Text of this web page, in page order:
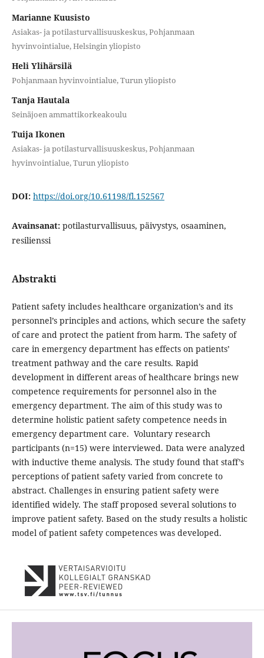
Marianne Kuusisto
Asiakas- ja potilasturvallisuuskeskus, Pohjanmaan
hyvinvointialue, Helsingin yliopisto
Heli Ylihärsilä
Pohjanmaan hyvinvointialue, Turun yliopisto
Tanja Hautala
Seinäjoen ammattikorkeakoulu
Tuija Ikonen
Asiakas- ja potilasturvallisuuskeskus, Pohjanmaan
hyvinvointialue, Turun yliopisto
DOI: https://doi.org/10.61198/fl.152567
Avainsanat: potilasturvallisuus, päivystys, osaaminen,
resilienssi
Abstrakti
Patient safety includes healthcare organization’s and its
personnel’s principles and actions, which secure the safety
of care and protect the patient from harm. The safety of
care in emergency department has effects on patients’
treatment pathway and the care results. Rapid
development in different areas of healthcare brings new
competence requirements for personnel also in the
emergency department. The aim of this study was to
determine holistic patient safety competence needs in
emergency department care. Voluntary research
participants (n=15) were interviewed. Data were analyzed
with inductive theme analysis. The study found that staff’s
perceptions of patient safety varied from concrete to
abstract. Challenges in ensuring patient safety were
identified widely. The staff proposed several solutions to
improve patient safety. Based on the study results a holistic
model of patient safety competences was developed.